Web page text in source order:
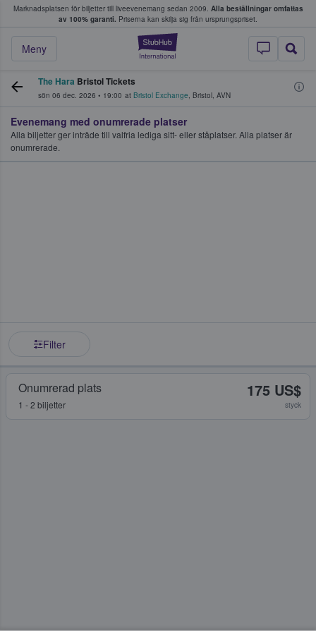
Marknadsplatsen för biljetter till liveevenemang sedan 2009. Alla beställningar omfattas
av 100% garanti. Priserna kan skilja sig från ursprungspriset.
StubHub – där
Meny
köper och säljer biljetter.
The Hara Bristol Tickets
sön 06 dec. 2026 • 19:00 at Bristol Exchange, Bristol, AVN
Evenemang med onumrerade platser
Alla biljetter ger inträde till valfria lediga sitt- eller ståplatser. Alla platser är
onumrerade.
Filter
Onumrerad plats
1 - 2 biljetter
175 US$
styck